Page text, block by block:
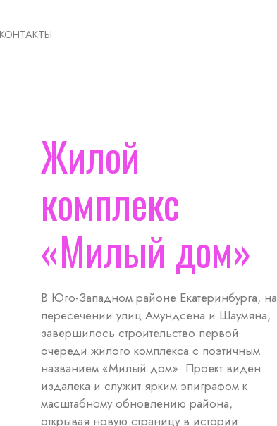
КОНТАКТЫ
Жилой
комплекс
«Милый дом»
В Юго-Западном районе Екатеринбурга, на
пересечении улиц Амундсена и Шаумяна,
завершилось строительство первой
очереди жилого комплекса с поэтичным
названием «Милый дом». Проект виден
издалека и служит ярким эпиграфом к
масштабному обновлению района,
открывая новую страницу в истории